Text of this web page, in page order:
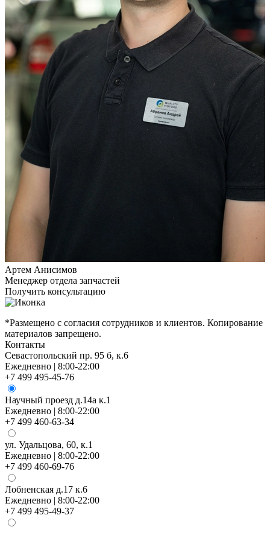
Артем Анисимов
Менеджер отдела запчастей
Получить консультацию
*Размещено с согласия сотрудников и клиентов. Копирование
материалов запрещено.
Контакты
Севастопольский пр. 95 б, к.6
Ежедневно | 8:00-22:00
+7 499 495-45-76
Научный проезд д.14а к.1
Ежедневно | 8:00-22:00
+7 499 460-63-34
ул. Удальцова, 60, к.1
Ежедневно | 8:00-22:00
+7 499 460-69-76
Лобненская д.17 к.6
Ежедневно | 8:00-22:00
+7 499 495-49-37